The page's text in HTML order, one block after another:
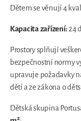
Dětem se věnují 4
Kapacita zařízení: 24
Prostory splňují
bezpečnostní normy
upravuje požadavky
dětí a ze zákona o
Dětská skupina
2